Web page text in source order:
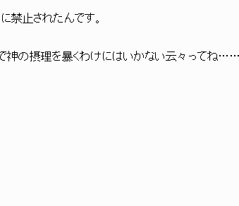
んです。
くわけにはいかない云々ってね……